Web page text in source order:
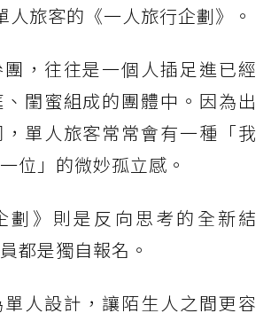
人旅客的《一人旅行企劃》。
，往往是一個人插足進已經
閨蜜組成的團體中。因為出
單人旅客常常會有一種「我
位」的微妙孤立感。
劃》則是反向思考的全新結
都是獨自報名。
人設計，讓陌生人之間更容